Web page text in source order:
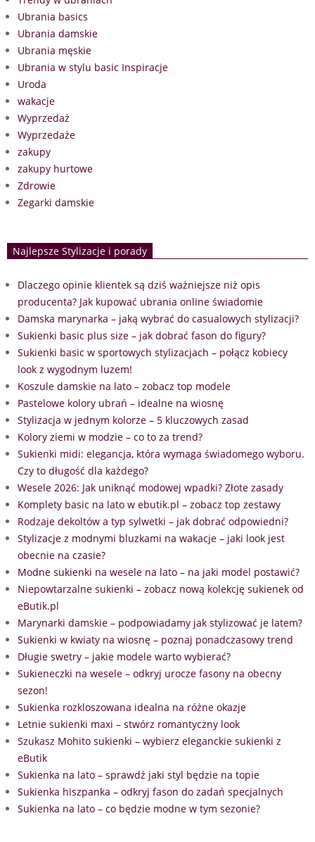
Ubrania basics
Ubrania damskie
Ubrania męskie
Ubrania w stylu basic Inspiracje
Uroda
wakacje
Wyprzedaż
Wyprzedaże
zakupy
zakupy hurtowe
Zdrowie
Zegarki damskie
Najlepsze Stylizacje i porady
Dlaczego opinie klientek są dziś ważniejsze niż opis
producenta? Jak kupować ubrania online świadomie
Damska marynarka – jaką wybrać do casualowych stylizacji?
Sukienki basic plus size – jak dobrać fason do figury?
Sukienki basic w sportowych stylizacjach – połącz kobiecy
look z wygodnym luzem!
Koszule damskie na lato – zobacz top modele
Pastelowe kolory ubrań – idealne na wiosnę
Stylizacja w jednym kolorze – 5 kluczowych zasad
Kolory ziemi w modzie – co to za trend?
Sukienki midi: elegancja, która wymaga świadomego wyboru.
Czy to długość dla każdego?
Wesele 2026: Jak uniknąć modowej wpadki? Złote zasady
Komplety basic na lato w ebutik.pl – zobacz top zestawy
Rodzaje dekoltów a typ sylwetki – jak dobrać odpowiedni?
Stylizacje z modnymi bluzkami na wakacje – jaki look jest
obecnie na czasie?
Modne sukienki na wesele na lato – na jaki model postawić?
Niepowtarzalne sukienki – zobacz nową kolekcję sukienek od
eButik.pl
Marynarki damskie – podpowiadamy jak stylizować je latem?
Sukienki w kwiaty na wiosnę – poznaj ponadczasowy trend
Długie swetry – jakie modele warto wybierać?
Sukieneczki na wesele – odkryj urocze fasony na obecny
sezon!
Sukienka rozkloszowana idealna na różne okazje
Letnie sukienki maxi – stwórz romantyczny look
Szukasz Mohito sukienki – wybierz eleganckie sukienki z
eButik
Sukienka na lato – sprawdź jaki styl będzie na topie
Sukienka hiszpanka – odkryj fason do zadań specjalnych
Sukienka na lato – co będzie modne w tym sezonie?